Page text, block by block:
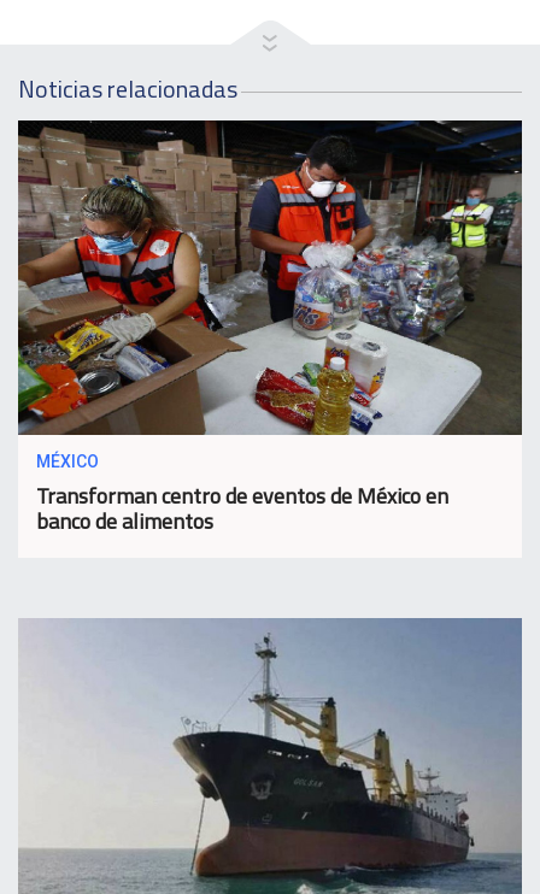
Noticias relacionadas
MÉXICO
Transforman centro de eventos de México en
banco de alimentos